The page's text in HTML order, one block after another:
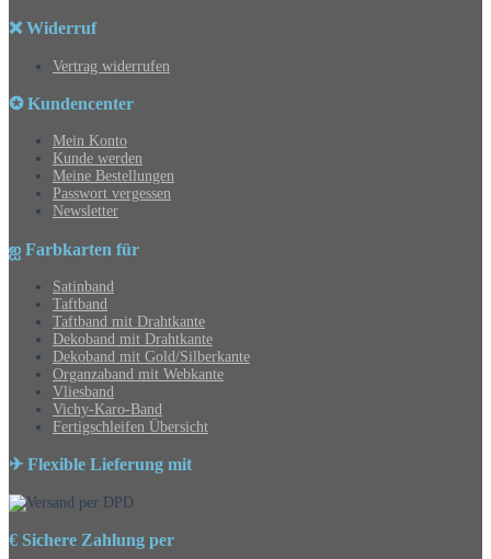
❌ Widerruf
Vertrag widerrufen
✪ Kundencenter
Mein Konto
Kunde werden
Meine Bestellungen
Passwort vergessen
Newsletter
ஐ Farbkarten für
Satinband
Taftband
Taftband mit Drahtkante
Dekoband mit Drahtkante
Dekoband mit Gold/Silberkante
Organzaband mit Webkante
Vliesband
Vichy-Karo-Band
Fertigschleifen Übersicht
✈ Flexible Lieferung mit
€ Sichere Zahlung per